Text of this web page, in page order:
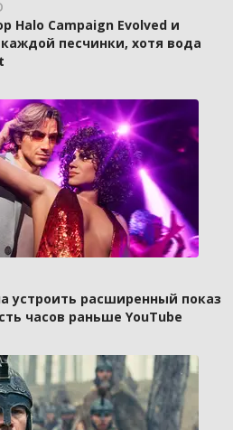
Halo Campaign Evolved и
песчинки, хотя вода
устроить расширенный показ
часов раньше YouTube